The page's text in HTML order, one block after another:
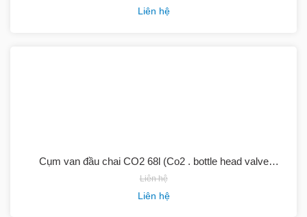
Liên hệ
Cụm van đầu chai CO2 68l (Co2 . bottle head valve
assembly 68ltr)
Liên hệ
Liên hệ